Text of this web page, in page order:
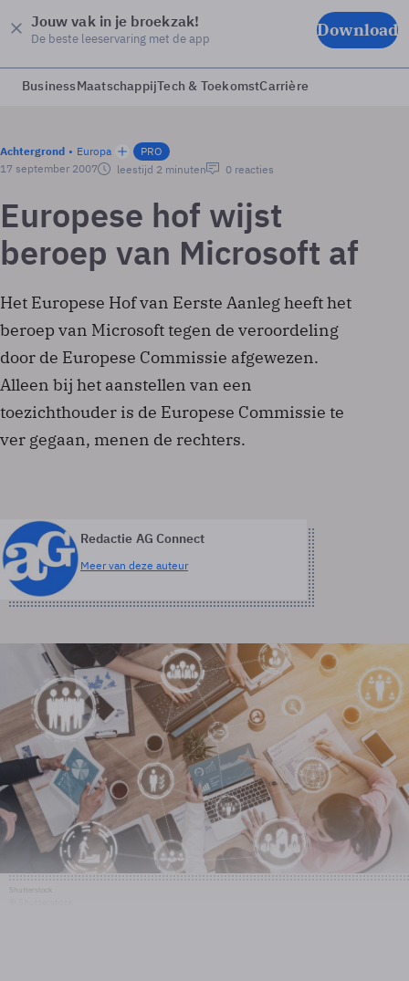
Jouw vak in je broekzak!
De beste leeservaring met de app Download
BusinessMaatschappijTech & ToekomstCarrière
Achtergrond Europa
PRO
17 september 2007
leestijd 2 minuten 0 reacties
Europese hof wijst
beroep van Microsoft af
Het Europese Hof van Eerste Aanleg heeft het
beroep van Microsoft tegen de veroordeling
door de Europese Commissie afgewezen.
Alleen bij het aanstellen van een
toezichthouder is de Europese Commissie te
ver gegaan, menen de rechters.
Redactie AG Connect
Meer van deze auteur